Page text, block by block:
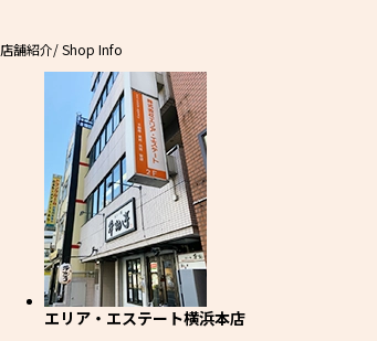
店舗紹介/ Shop Info
エリア・エステート横浜本店